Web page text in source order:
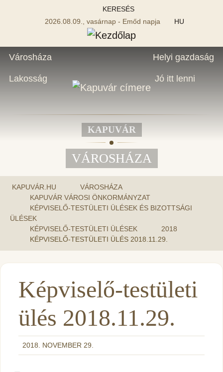
KERESÉS
2026.08.09., vasárnap - Emőd napja
HU
Városháza
Lakosság
Helyi gazdaság
Jó itt lenni
KAPUVÁR
VÁROSHÁZA
KAPUVÁR.HU
VÁROSHÁZA
KAPUVÁR VÁROSI ÖNKORMÁNYZAT
KÉPVISELŐ-TESTÜLETI ÜLÉSEK ÉS BIZOTTSÁGI
ÜLÉSEK
KÉPVISELŐ-TESTÜLETI ÜLÉSEK
2018
KÉPVISELŐ-TESTÜLETI ÜLÉS 2018.11.29.
Képviselő-testületi
ülés 2018.11.29.
2018. NOVEMBER 29.